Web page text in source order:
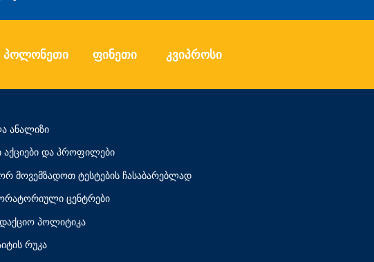
პოლონეთი ფინეთი კვიპროსი
ანალიზი
აქციები და პროფილები
მოვემზადოთ ტესტების ჩასაბარებლად
ცენტრები
პოლიტიკა
რუკა